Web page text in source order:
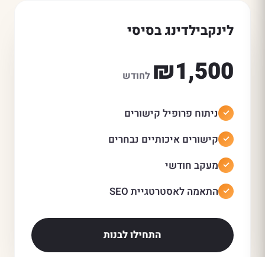
לינקבילדינג בסיסי
₪1,500 לחודש
ניתוח פרופיל קישורים
קישורים איכותיים נבחרים
מעקב חודשי
התאמה לאסטרטגיית SEO
התחילו לבנות